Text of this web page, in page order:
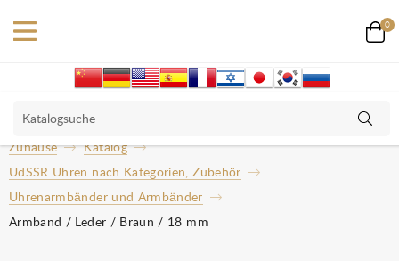
0
Zuhause
Katalog
UdSSR Uhren nach Kategorien, Zubehör
Uhrenarmbänder und Armbänder
Armband / Leder / Braun / 18 mm